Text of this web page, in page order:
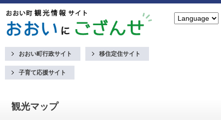
おおい町行政サイト 移住定住サイト
子育て応援サイト
観光マップ